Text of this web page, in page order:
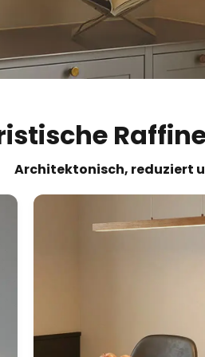
Architektonisch, reduziert